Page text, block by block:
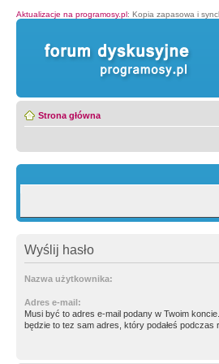
Aktualizacje na programosy.pl: Kopia zapasowa i
Strona główna
Wyślij hasło
Nazwa użytkownika:
Adres e-mail:
Musi być to adres e-mail podany w Twoim
będzie to tez sam adres, który podałeś podczas